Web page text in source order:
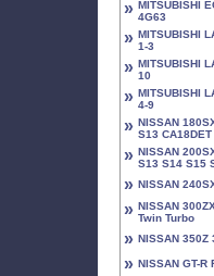
» MITSUBISHI
4G63
» MITSUBISHI
1-3
» MITSUBISHI
10
» MITSUBISHI
4-9
» NISSAN
S13 CA18DET
» NISSAN
S13 S14 S15
» NISSAN
» NISSAN
Twin Turbo
» NISSAN 350Z
» NISSAN GT-R